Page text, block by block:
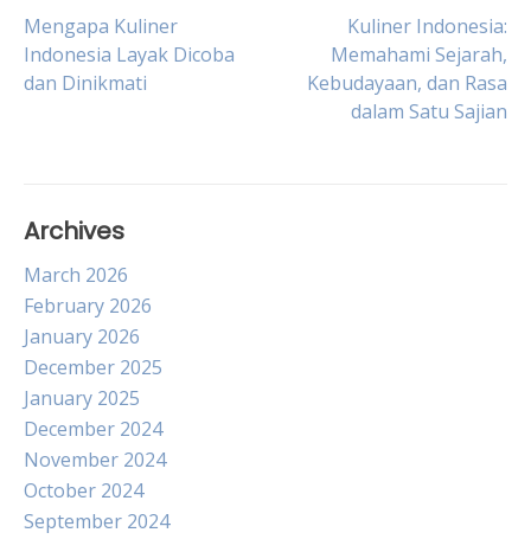
Post
navigation
Mengapa Kuliner
Indonesia Layak Dicoba
dan Dinikmati
Kuliner Indonesia:
Memahami Sejarah,
Kebudayaan, dan Rasa
dalam Satu Sajian
Archives
March 2026
February 2026
January 2026
December 2025
January 2025
December 2024
November 2024
October 2024
September 2024